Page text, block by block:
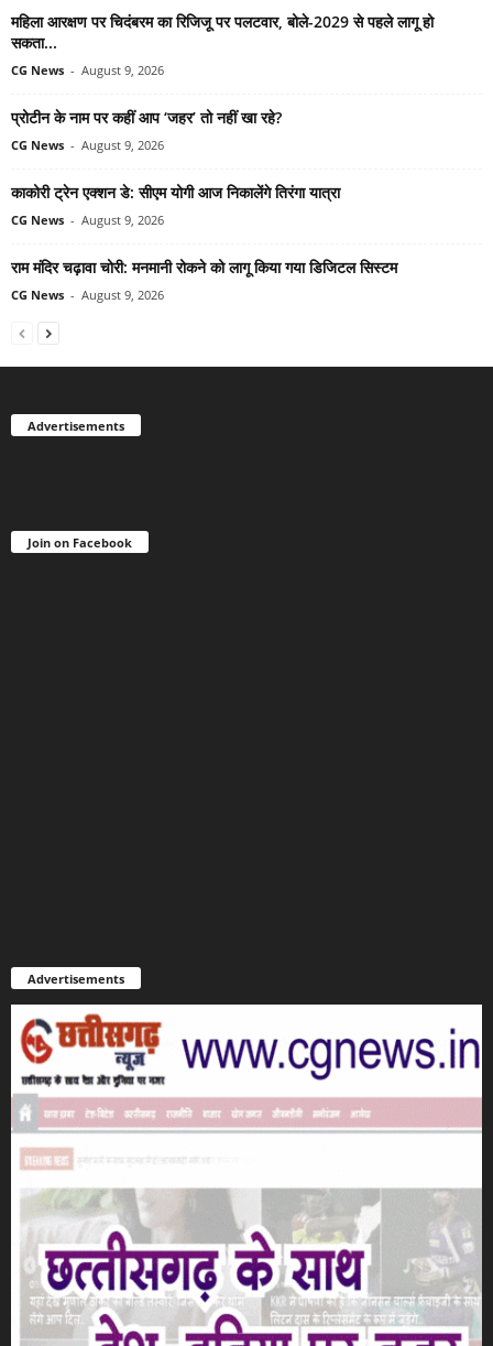
महिला आरक्षण पर चिदंबरम का रिजिजू पर पलटवार, बोले-2029 से पहले लागू हो
सकता...
CG News - August 9, 2026
प्रोटीन के नाम पर कहीं आप ‘जहर’ तो नहीं खा रहे?
CG News - August 9, 2026
काकोरी ट्रेन एक्शन डे: सीएम योगी आज निकालेंगे तिरंगा यात्रा
CG News - August 9, 2026
राम मंदिर चढ़ावा चोरी: मनमानी रोकने को लागू किया गया डिजिटल सिस्टम
CG News - August 9, 2026
Advertisements
Join on Facebook
Advertisements